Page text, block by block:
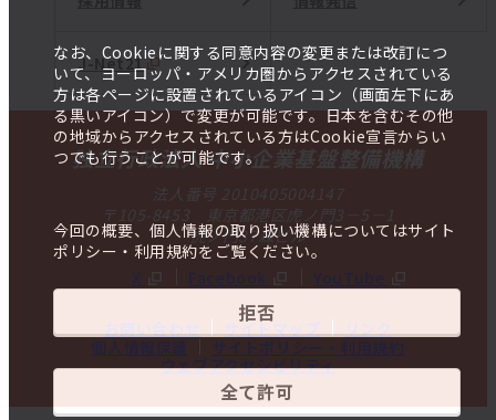
なお、Cookieに関する同意内容の変更または改訂につ
いて、ヨーロッパ・アメリカ圏からアクセスされている
方は各ページに設置されているアイコン（画面左下にあ
る黒いアイコン）で変更が可能です。日本を含むその他
の地域からアクセスされている方はCookie宣言からい
つでも行うことが可能です。
今回の概要、個人情報の取り扱い機構についてはサイト
ポリシー・利用規約をご覧ください。
拒否
全て許可
J-Net21
独立行政法人 中小企業基盤整備機構
法人番号 2010405004147
〒105-8453 東京都港区虎ノ門3－5－1
虎ノ門37森ビル
X
Facebook YouTube
お問い合わせ サイトマップ
リンク
個人情報保護
サイトポリシー・利用規約
ウェブアクセシビリティ